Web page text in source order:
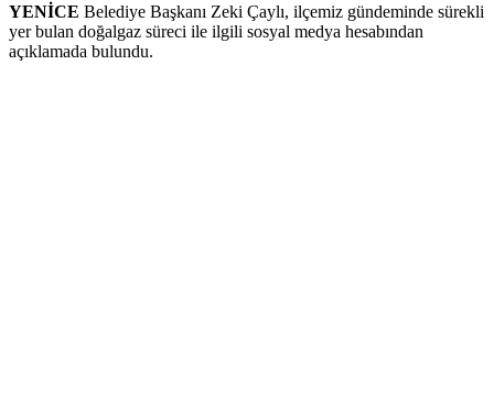
YENİCE Belediye Başkanı Zeki Çaylı, ilçemiz gündeminde sürekli
yer bulan doğalgaz süreci ile ilgili sosyal medya hesabından
açıklamada bulundu.